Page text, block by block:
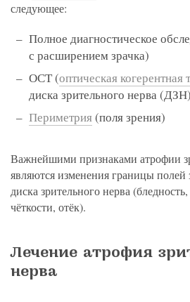
следующее:
Полное диагностическое
с расширением зрачка)
ОСТ (оптическая когерентная
диска зрительного нерва
Периметрия(поля зрения)
Важнейшими признаками атрофии
являются изменения границы полей
диска зрительного нерва
чёткости, отёк).
Лечение атрофия
нерва